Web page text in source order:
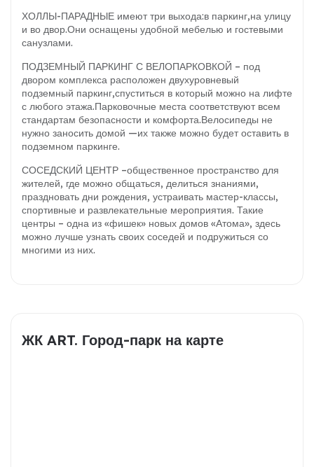
ХОЛЛЫ-ПАРАДНЫЕ имеют три выхода:в паркинг,на улицу
и во двор.Они оснащены удобной мебелью и гостевыми
санузлами.
ПОДЗЕМНЫЙ ПАРКИНГ С ВЕЛОПАРКОВКОЙ – под
двором комплекса расположен двухуровневый
подземный паркинг,спуститься в который можно на лифте
с любого этажа.Парковочные места соответствуют всем
стандартам безопасности и комфорта.Велосипеды не
нужно заносить домой —их также можно будет оставить в
подземном паркинге.
СОСЕДСКИЙ ЦЕНТР –общественное пространство для
жителей, где можно общаться, делиться знаниями,
праздновать дни рождения, устраивать мастер-классы,
спортивные и развлекательные мероприятия. Такие
центры – одна из «фишек» новых домов «Атома», здесь
можно лучше узнать своих соседей и подружиться со
многими из них.
ЖК ART. Город-парк на карте